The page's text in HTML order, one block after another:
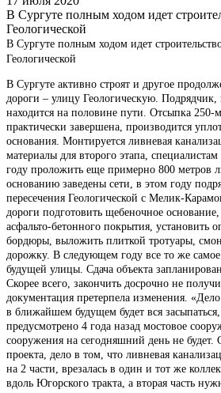
В Сургуте полным ходом идет
Геологической
В Сургуте полным ходом идет
Геологической
В Сургуте активно строят и другое
дороги – улицу Геологическую.
находится на половине пути. Отсыпка 250-
практически завершена, производится
основания. Монтируется ливневая
материалы для второго этапа,
году проложить еще примерно 800 метров
основанию заведены сети, в этом году
пересечения Геологической с Мелик-
дороги подготовить щебеночное
асфальто-бетонного покрытия, установить
бордюры, выложить плиткой тротуары,
дорожку. В следующем году все то же
будущей улицы. Сдача объекта
Скорее всего, закончить досрочно не
документация претерпела изменения.
в ближайшем будущем будет вся
предусмотрено 4 года назад мостовое
сооружения на сегодняшний день не будет.
проекта, дело в том, что ливневая
на 2 части, врезалась в один и тот же
вдоль Югорского тракта, а вторая часть